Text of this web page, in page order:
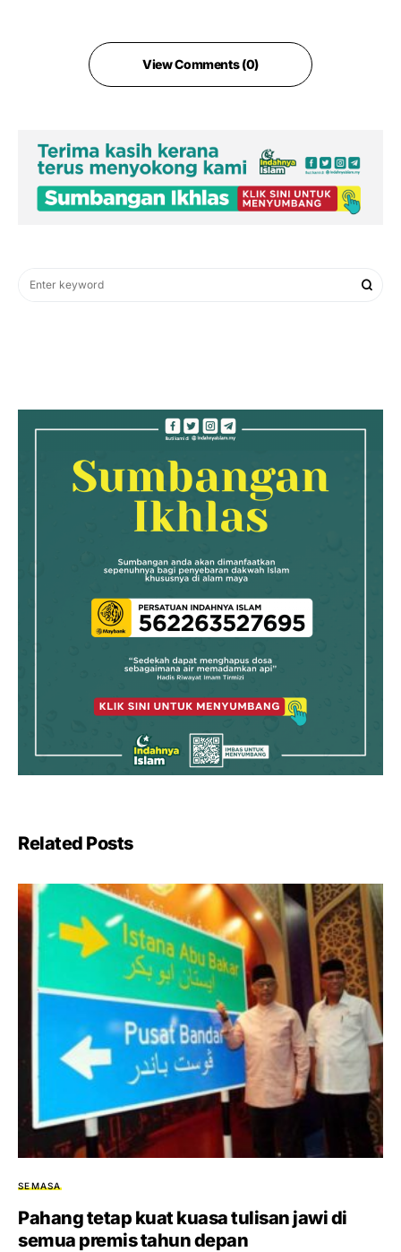
View Comments (0)
Related Posts
SEMASA
Pahang tetap kuat kuasa tulisan jawi di
semua premis tahun depan